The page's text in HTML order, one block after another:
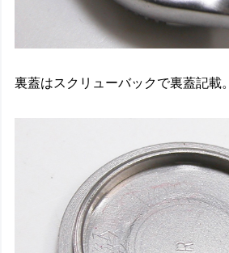
裏蓋はスクリューバックで裏蓋記載。